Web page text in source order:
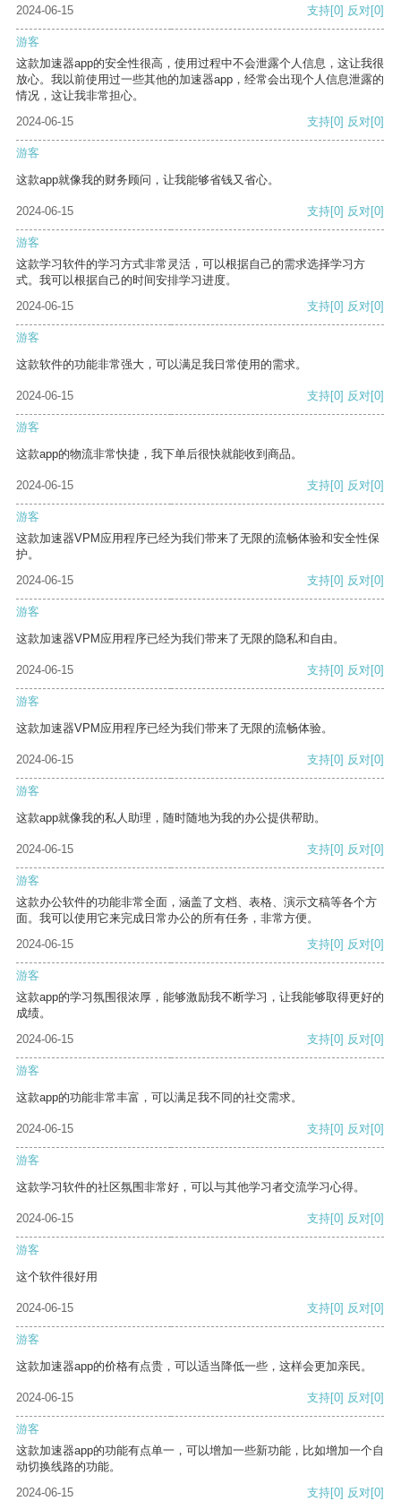
2024-06-15 支持[0] 反对[0]
游客
这款加速器app的安全性很高，使用过程中不会泄露个人信息，这让我很
放心。我以前使用过一些其他的加速器app，经常会出现个人信息泄露的
情况，这让我非常担心。
2024-06-15
支持[0] 反对[0]
游客
这款app就像我的财务顾问，让我能够省钱又省心。
2024-06-15 支持[0] 反对[0]
游客
这款学习软件的学习方式非常灵活，可以根据自己的需求选择学习方
式。我可以根据自己的时间安排学习进度。
2024-06-15
支持[0] 反对[0]
游客
这款软件的功能非常强大，可以满足我日常使用的需求。
2024-06-15 支持[0] 反对[0]
游客
这款app的物流非常快捷，我下单后很快就能收到商品。
2024-06-15 支持[0] 反对[0]
游客
这款加速器VPM应用程序已经为我们带来了无限的流畅体验和安全性保
护。
2024-06-15
支持[0] 反对[0]
游客
这款加速器VPM应用程序已经为我们带来了无限的隐私和自由。
2024-06-15 支持[0] 反对[0]
游客
这款加速器VPM应用程序已经为我们带来了无限的流畅体验。
2024-06-15 支持[0] 反对[0]
游客
这款app就像我的私人助理，随时随地为我的办公提供帮助。
2024-06-15 支持[0] 反对[0]
游客
这款办公软件的功能非常全面，涵盖了文档、表格、演示文稿等各个方
面。我可以使用它来完成日常办公的所有任务，非常方便。
2024-06-15
支持[0] 反对[0]
游客
这款app的学习氛围很浓厚，能够激励我不断学习，让我能够取得更好的
成绩。
2024-06-15
支持[0] 反对[0]
游客
这款app的功能非常丰富，可以满足我不同的社交需求。
2024-06-15 支持[0] 反对[0]
游客
这款学习软件的社区氛围非常好，可以与其他学习者交流学习心得。
2024-06-15 支持[0] 反对[0]
游客
这个软件很好用
2024-06-15 支持[0] 反对[0]
游客
这款加速器app的价格有点贵，可以适当降低一些，这样会更加亲民。
2024-06-15 支持[0] 反对[0]
游客
这款加速器app的功能有点单一，可以增加一些新功能，比如增加一个自
动切换线路的功能。
2024-06-15
支持[0] 反对[0]